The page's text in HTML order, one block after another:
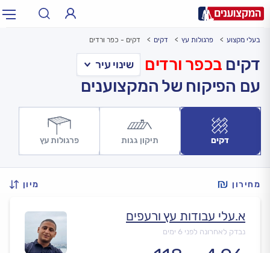
עירעיר: תל אביב, חיפה…
בעלי מקצוע פרגולות עץ דקים דקים - כפר ורדים
דקים בכפר ורדים
עם הפיקוח של המקצוענים
דקים תיקון גגות פרגולות עץ
מחירון מיון
א.עלי עבודות עץ ורעפים
נבדק לאחרונה לפני 6 ימים